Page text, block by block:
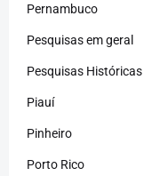
Pernambuco
Pesquisas em geral
Pesquisas Históricas
Piauí
Pinheiro
Porto Rico